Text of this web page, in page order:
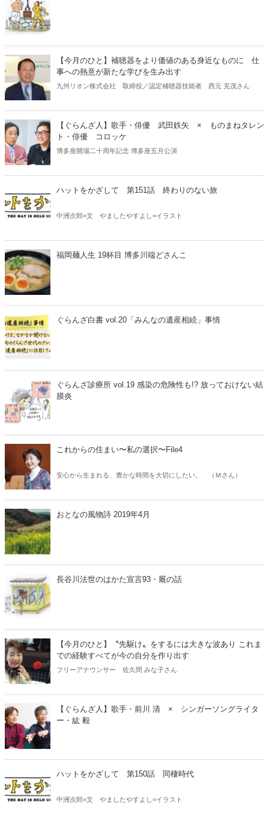
【今月のひと】補聴器をより価値のある身近なものに 仕
事への熱意が新たな学びを生み出す
九州リオン株式会社 取締役／認定補聴器技能者 西元 克茂さん
【ぐらんざ人】歌手・俳優 武田鉄矢 × ものまねタレン
ト・俳優 コロッケ
博多座開場二十周年記念 博多座五月公演
ハットをかざして 第151話 終わりのない旅
中洲次郎=文 やましたやすよし=イラスト
福岡麺人生 19杯目 博多川端どさんこ
ぐらんざ白書 vol.20「みんなの遺産相続」事情
ぐらんざ診療所 vol.19 感染の危険性も!? 放っておけない結
膜炎
これからの住まい〜私の選択〜File4
安心から生まれる、豊かな時間を大切にしたい。 （Ｍさん）
おとなの風物詩 2019年4月
長谷川法世のはかた宣言93・厩の話
【今月のひと】〝先駆け〟をするには大きな波あり これま
での経験すべてが今の自分を作り出す
フリーアナウンサー 佐久間 みな子さん
【ぐらんざ人】歌手・前川 清 × シンガーソングライタ
ー・紘 毅
ハットをかざして 第150話 同棲時代
中洲次郎=文 やましたやすよし=イラスト